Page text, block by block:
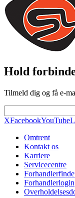
Hold
Tilmeld dig og få e-
XFacebookYouTube
Omtrent
Kontakt os
Karriere
Servicecentre
Forhandlerlogin